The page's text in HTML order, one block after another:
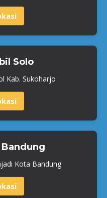
Solo
Kab. Sukoharjo
Kota Bandung